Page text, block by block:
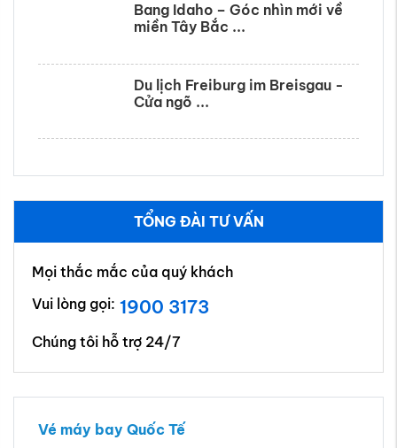
Bang Idaho – Góc nhìn mới về
miền Tây Bắc ...
Du lịch Freiburg im Breisgau -
Cửa ngõ ...
TỔNG ĐÀI TƯ VẤN
Mọi thắc mắc của quý khách
Vui lòng gọi: 1900 3173
Chúng tôi hỗ trợ 24/7
Vé máy bay Quốc Tế